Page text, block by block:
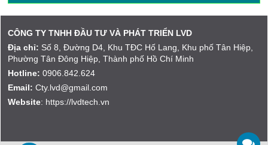
CÔNG TY TNHH ĐẦU TƯ VÀ PHÁT TRIỂN LVD
Địa chỉ: Số 8, Đường D4, Khu TĐC Hố Lang, Khu phố Tân Hiệp,
Phường Tân Đông Hiệp, Thành phố Hồ Chí Minh
Hotline: 0906.842.624
Email: Cty.lvd@gmail.com
Website: https://lvdtech.vn